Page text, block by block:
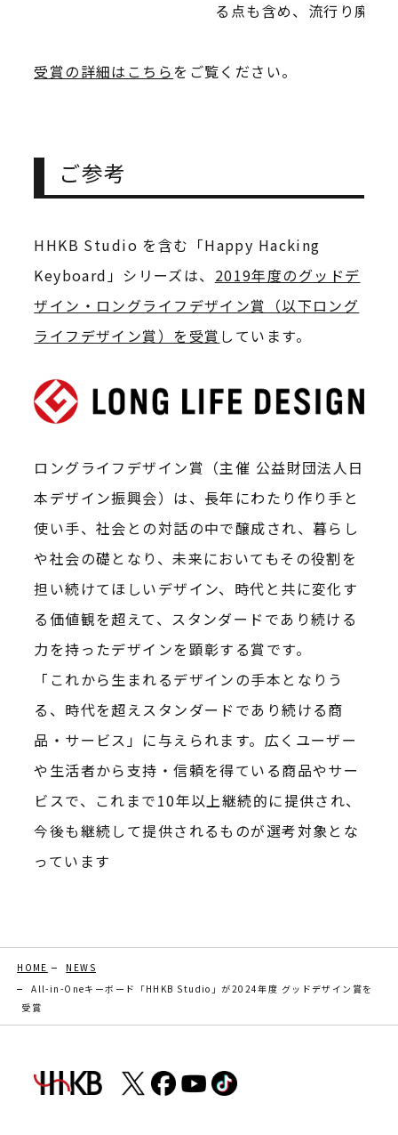
る点も含め、流行り廃り
受賞の詳細はこちらをご覧ください。
ご参考
HHKB Studio を含む「Happy Hacking
Keyboard」シリーズは、 2019年度のグッドデ
ザイン・ロングライフデザイン賞（以下ロング
ライフデザイン賞）を受賞 しています。
ロングライフデザイン賞（主催 公益財団法人日
本デザイン振興会）は、長年にわたり作り手と
使い手、社会との対話の中で醸成され、暮らし
や社会の礎となり、未来においてもその役割を
担い続けてほしいデザイン、時代と共に変化す
る価値観を超えて、スタンダードであり続ける
力を持ったデザインを顕彰する賞です。
「これから生まれるデザインの手本となりう
る、時代を超えスタンダードであり続ける商
品・サービス」に与えられます。広くユーザー
や生活者から支持・信頼を得ている商品やサー
ビスで、これまで10年以上継続的に提供され、
今後も継続して提供されるものが選考対象とな
っています
HOME
NEWS
All-in-Oneキーボード「HHKB Studio」が2024年度 グッドデザイン賞を
受賞